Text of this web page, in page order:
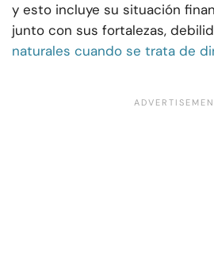
y esto incluye su situación
junto con sus fortalezas,
naturales cuando se trata de